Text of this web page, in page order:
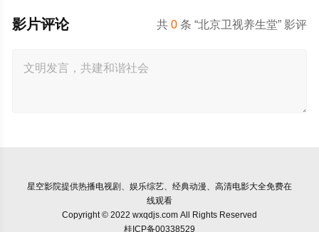
共0 条 “北京卫视养生堂” 影评
影片评论
星空影院提供热播电视剧、娱乐综艺、经典动漫、高清电影大全免费在
线观看
Copyright © 2022 wxqdjs.com All Rights Reserved
桂ICP备00338529